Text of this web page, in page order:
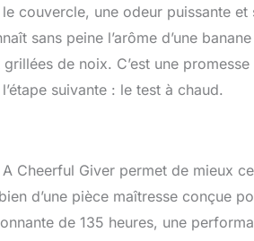
couvercle, une odeur puissante et
sans peine l’arôme d’une
de noix. C’est une promesse
suivante : le test à chaud.
Cheerful Giver permet de mieux
d’une pièce maîtresse conçue
de 135 heures, une